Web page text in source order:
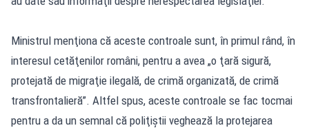
Ministrul menţiona că aceste controale sunt, în primul rând, în
interesul cetăţenilor români, pentru a avea „o ţară sigură,
protejată de migraţie ilegală, de crimă organizată, de crimă
transfrontalieră”. Altfel spus, aceste controale se fac tocmai
pentru a da un semnal că poliţiştii veghează la protejarea